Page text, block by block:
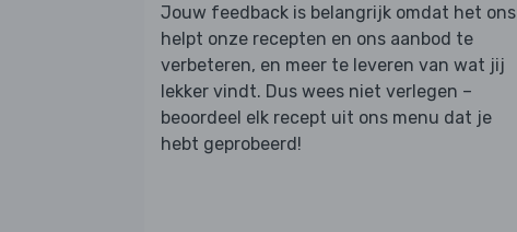
Jouw feedback is belangrijk omdat het ons
helpt onze recepten en ons aanbod te
verbeteren, en meer te leveren van wat jij
lekker vindt. Dus wees niet verlegen –
beoordeel elk recept uit ons menu dat je
hebt geprobeerd!